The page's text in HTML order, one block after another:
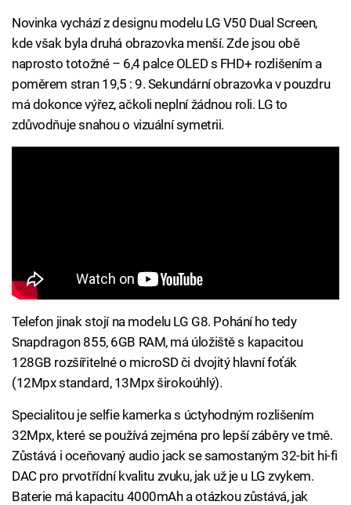
Novinka vychází z designu modelu LG V50 Dual Screen,
kde však byla druhá obrazovka menší. Zde jsou obě
naprosto totožné – 6,4 palce OLED s FHD+ rozlišením a
poměrem stran 19,5 : 9. Sekundární obrazovka v pouzdru
má dokonce výřez, ačkoli neplní žádnou roli. LG to
zdůvodňuje snahou o vizuální symetrii.
Telefon jinak stojí na modelu LG G8. Pohání ho tedy
Snapdragon 855, 6GB RAM, má úložiště s kapacitou
128GB rozšířitelné o microSD či dvojitý hlavní foťák
(12Mpx standard, 13Mpx širokoúhlý).
Specialitou je selfie kamerka s úctyhodným rozlišením
32Mpx, které se používá zejména pro lepší záběry ve tmě.
Zůstává i oceňovaný audio jack se samostaným 32-bit hi-fi
DAC pro prvotřídní kvalitu zvuku, jak už je u LG zvykem.
Baterie má kapacitu 4000mAh a otázkou zůstává, jak